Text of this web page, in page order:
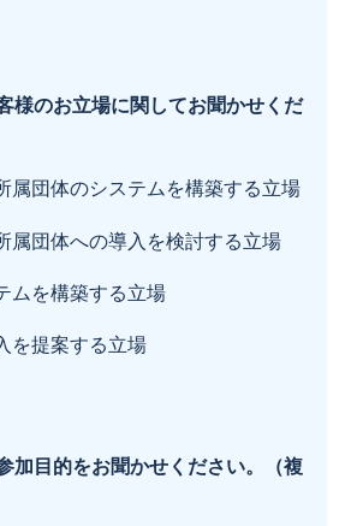
様のお立場に関してお聞かせくだ
属団体のシステムを構築する立場
属団体への導入を検討する立場
ムを構築する立場
を提案する立場
加目的をお聞かせください。（複